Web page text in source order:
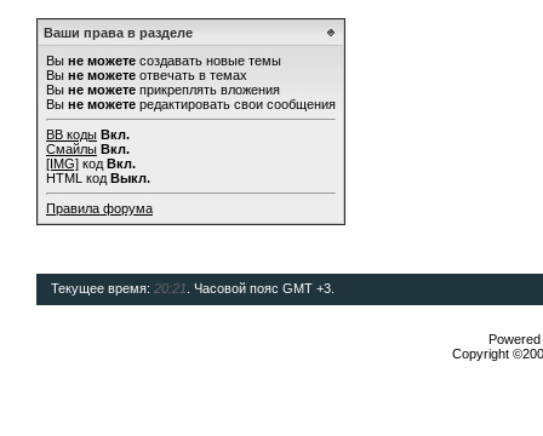
Ваши права в разделе
Вы не можете создавать новые темы
Вы не можете отвечать в темах
Вы не можете прикреплять вложения
Вы не можете редактировать свои сообщения
BB коды Вкл.
Смайлы Вкл.
[IMG] код Вкл.
HTML код Выкл.
Правила форума
Текущее время: 20:21 . Часовой пояс GMT +3.
Copyright